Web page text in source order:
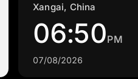
Xangai, China
06:50PM
07/08/2026